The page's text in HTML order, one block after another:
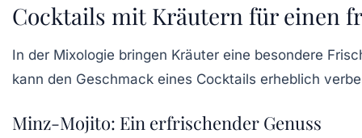
Cocktails mit Kräutern für einen
In der Mixologie bringen Kräuter eine besondere
kann den Geschmack eines Cocktails erheblich
Minz-Mojito: Ein erfrischender Genuss